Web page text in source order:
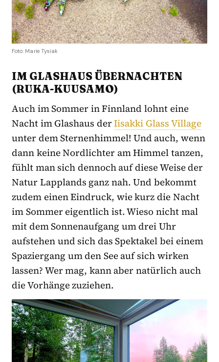
Foto: Marie Tysiak
IM GLASHAUS ÜBERNACHTEN
(RUKA-KUUSAMO)
Auch im Sommer in Finnland lohnt eine
Nacht im Glashaus derIisakki Glass Village
unter dem Sternenhimmel! Und auch, wenn
dann keine Nordlichter am Himmel tanzen,
fühlt man sich dennoch auf diese Weise der
Natur Lapplands ganz nah. Und bekommt
zudem einen Eindruck, wie kurz die Nacht
im Sommer eigentlich ist. Wieso nicht mal
mit dem Sonnenaufgang um drei Uhr
aufstehen und sich das Spektakel bei einem
Spaziergang um den See auf sich wirken
lassen? Wer mag, kann aber natürlich auch
die Vorhänge zuziehen.